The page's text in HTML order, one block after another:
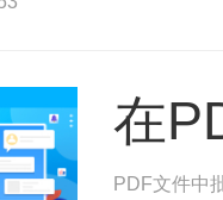
在
PDF文件中